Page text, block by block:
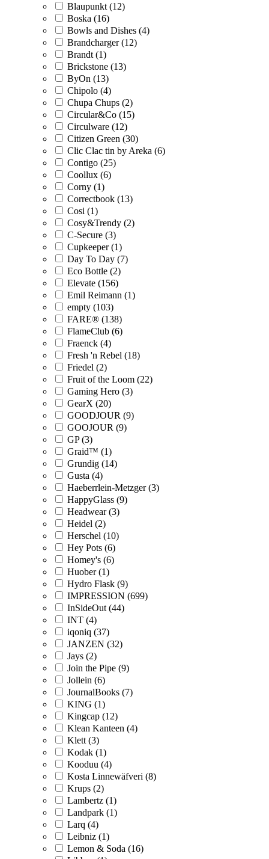
Blaupunkt (12)
Boska (16)
Bowls and Dishes (4)
Brandcharger (12)
Brandt (1)
Brickstone (13)
ByOn (13)
Chipolo (4)
Chupa Chups (2)
Circular&Co (15)
Circulware (12)
Citizen Green (30)
Clic Clac tin by Areka (6)
Contigo (25)
Coollux (6)
Corny (1)
Correctbook (13)
Cosi (1)
Cosy&Trendy (2)
C-Secure (3)
Cupkeeper (1)
Day To Day (7)
Eco Bottle (2)
Elevate (156)
Emil Reimann (1)
empty (103)
FARE® (138)
FlameClub (6)
Fraenck (4)
Fresh 'n Rebel (18)
Friedel (2)
Fruit of the Loom (22)
Gaming Hero (3)
GearX (20)
GOODJOUR (9)
GOOJOUR (9)
GP (3)
Graid™ (1)
Grundig (14)
Gusta (4)
Haeberrlein-Metzger (3)
HappyGlass (9)
Headwear (3)
Heidel (2)
Herschel (10)
Hey Pots (6)
Homey's (6)
Huober (1)
Hydro Flask (9)
IMPRESSION (699)
InSideOut (44)
INT (4)
iqoniq (37)
JANZEN (32)
Jays (2)
Join the Pipe (9)
Jollein (6)
JournalBooks (7)
KING (1)
Kingcap (12)
Klean Kanteen (4)
Klett (3)
Kodak (1)
Kooduu (4)
Kosta Linnewäfveri (8)
Krups (2)
Lambertz (1)
Landpark (1)
Larq (4)
Leibniz (1)
Lemon & Soda (16)